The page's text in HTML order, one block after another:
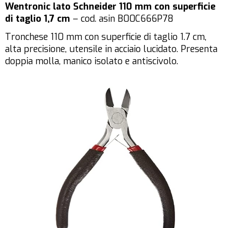
Wentronic lato Schneider 110 mm con superficie
di taglio 1,7 cm – cod. asin B00C666P78
Tronchese 110 mm con superficie di taglio 1.7 cm,
alta precisione, utensile in acciaio lucidato. Presenta
doppia molla, manico isolato e antiscivolo.